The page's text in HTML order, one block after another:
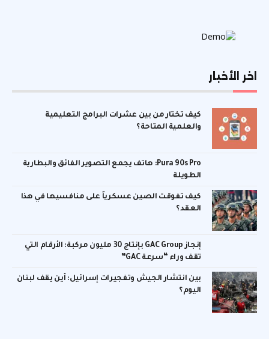
اخر الأخبار
كيف تختار من بين عشرات البرامج التعليمية
والعلمية المتاحة؟
Pura 90s Pro: هاتف يجمع التصوير الفائق والبطارية
الطويلة
كيف تفوقت الصين عسكرياً على منافسيها في هذا
العقد؟
إنجاز GAC Group بإنتاج 30 مليون مركبة: الأرقام التي
تقف وراء “سرعة GAC”
بين انتشار الجيش وتفجيرات إسرائيل: أين يقف لبنان
اليوم؟